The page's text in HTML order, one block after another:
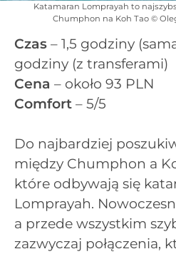
Katamaran Lomprayah to
Chumphon na Koh Tao ©
Czas – 1,5 godziny
godziny (z transferami)
Cena – około 93 PLN
Comfort – 5/5
Do najbardziej
między Chumphon a
które odbywają się
Lomprayah.
a przede wszystkim
zazwyczaj połączenia,